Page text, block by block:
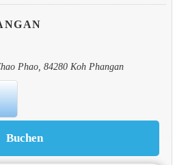
Phao, 84280 Koh Phangan